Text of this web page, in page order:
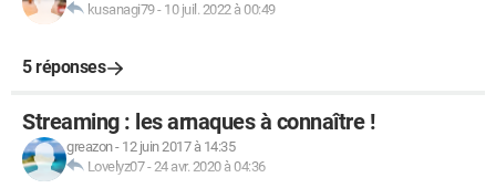
kusanagi79- 10 juil. 2022 à 00:49
5 réponses
Streaming : les arnaques à connaître !
greazon- 12 juin 2017 à 14:35
Lovelyz07-24 avr. 2020 à 04:36